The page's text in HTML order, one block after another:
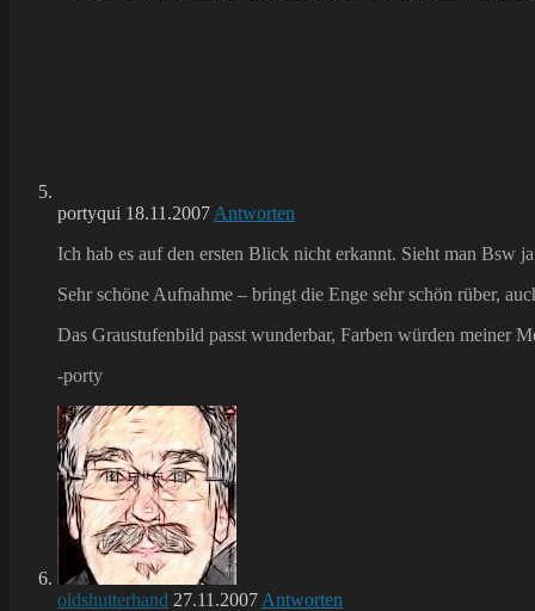
portyqui 18.11.2007 Antworten
Ich hab es auf den ersten Blick nicht erkannt. Sieht man Bsw
Sehr schöne Aufnahme – bringt die Enge sehr schön rüber,
Das Graustufenbild passt wunderbar, Farben würden meiner
-porty
oldshutterhand 27.11.2007 Antworten